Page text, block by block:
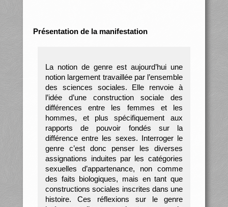
Présentation de la manifestation
La notion de genre est aujourd’hui une
notion largement travaillée par l’ensemble
des sciences sociales. Elle renvoie à
l’idée d’une construction sociale des
différences entre les femmes et les
hommes, et plus spécifiquement aux
rapports de pouvoir fondés sur la
différence entre les sexes. Interroger le
genre c’est donc penser les diverses
assignations induites par les catégories
sexuelles d’appartenance, non comme
des faits biologiques, mais en tant que
constructions sociales inscrites dans une
histoire. Ces réflexions sur le genre